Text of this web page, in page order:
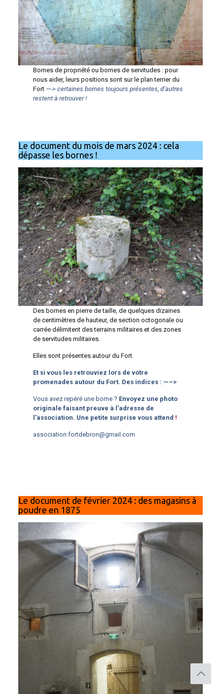
Bornes de propriété ou bornes de servitudes : pour
nous aider, leurs positions sont sur le plan terrier du
Fort —-> certaines bornes toujours présentes, d’autres
restent à retrouver !
Le document du mois de mars 2024 : cela
dépasse les bornes !
Des bornes en pierre de taille, de quelques dizaines
de centimètres de hauteur, de section octogonale ou
carrée délimitent des terrains militaires et des zones
de servitudes militaires.
Elles sont présentes autour du Fort.
Et si vous les retrouviez lors de votre
promenades autour du Fort. Des indices : —–>
Vous avez repéré une borne ? Envoyez une photo
originale faisant preuve à l’adresse de
l’association. Une petite surprise vous attend !
association.fortdebron@gmail.com
Le document de février 2024 : des magasins à
poudre en 1875